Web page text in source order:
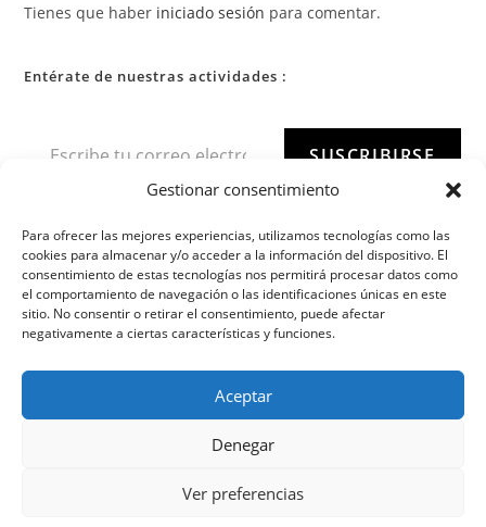
Gestionar consentimiento
Para ofrecer las mejores experiencias, utilizamos tecnologías como las
cookies para almacenar y/o acceder a la información del dispositivo. El
consentimiento de estas tecnologías nos permitirá procesar datos como
el comportamiento de navegación o las identificaciones únicas en este
sitio. No consentir o retirar el consentimiento, puede afectar
negativamente a ciertas características y funciones.
Aceptar
Denegar
Ver preferencias
Tienes que haber iniciado sesión para comentar.
Entérate de nuestras actividades :
SUSCRIBIRSE